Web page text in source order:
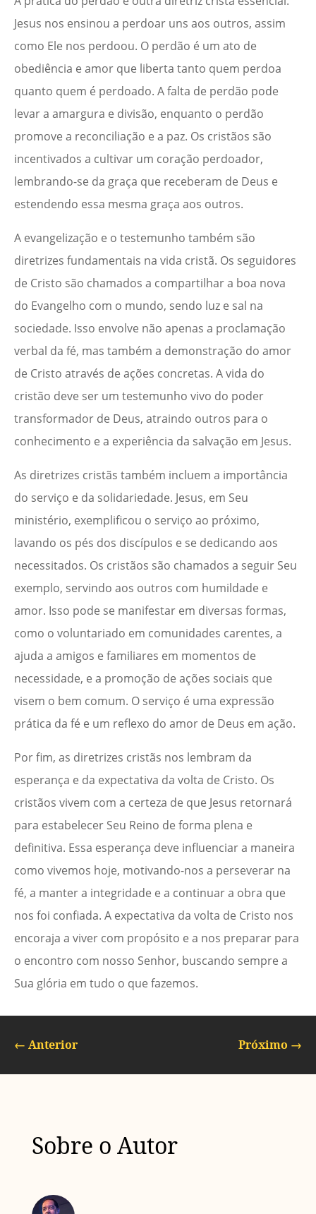
Jesus nos ensinou a perdoar uns aos outros, assim
como Ele nos perdoou. O perdão é um ato de
obediência e amor que liberta tanto quem perdoa
quanto quem é perdoado. A falta de perdão pode
levar a amargura e divisão, enquanto o perdão
promove a reconciliação e a paz. Os cristãos são
incentivados a cultivar um coração perdoador,
lembrando-se da graça que receberam de Deus e
estendendo essa mesma graça aos outros.
A evangelização e o testemunho também são
diretrizes fundamentais na vida cristã. Os seguidores
de Cristo são chamados a compartilhar a boa nova
do Evangelho com o mundo, sendo luz e sal na
sociedade. Isso envolve não apenas a proclamação
verbal da fé, mas também a demonstração do amor
de Cristo através de ações concretas. A vida do
cristão deve ser um testemunho vivo do poder
transformador de Deus, atraindo outros para o
conhecimento e a experiência da salvação em Jesus.
As diretrizes cristãs também incluem a importância
do serviço e da solidariedade. Jesus, em Seu
ministério, exemplificou o serviço ao próximo,
lavando os pés dos discípulos e se dedicando aos
necessitados. Os cristãos são chamados a seguir Seu
exemplo, servindo aos outros com humildade e
amor. Isso pode se manifestar em diversas formas,
como o voluntariado em comunidades carentes, a
ajuda a amigos e familiares em momentos de
necessidade, e a promoção de ações sociais que
visem o bem comum. O serviço é uma expressão
prática da fé e um reflexo do amor de Deus em ação.
Por fim, as diretrizes cristãs nos lembram da
esperança e da expectativa da volta de Cristo. Os
cristãos vivem com a certeza de que Jesus retornará
para estabelecer Seu Reino de forma plena e
definitiva. Essa esperança deve influenciar a maneira
como vivemos hoje, motivando-nos a perseverar na
fé, a manter a integridade e a continuar a obra que
nos foi confiada. A expectativa da volta de Cristo nos
encoraja a viver com propósito e a nos preparar para
o encontro com nosso Senhor, buscando sempre a
Sua glória em tudo o que fazemos.
← Anterior Próximo →
Sobre o Autor